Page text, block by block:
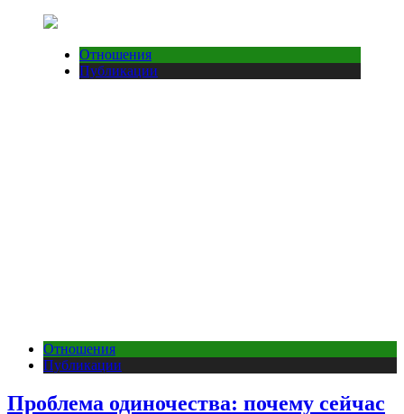
Отношения
Публикации
Отношения
Публикации
Проблема одиночества: почему сейчас